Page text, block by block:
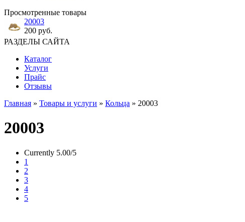
Просмотренные товары
20003
200 руб.
РАЗДЕЛЫ САЙТА
Каталог
Услуги
Прайс
Отзывы
Главная » Товары и услуги » Кольца » 20003
20003
Currently 5.00/5
1
2
3
4
5